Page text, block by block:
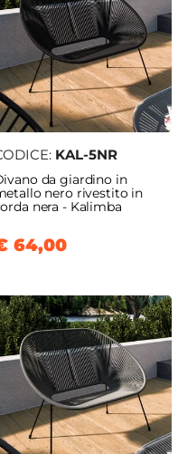
Sdraio e
Spiaggine
Poltrone e
Divani
KAL-5NR
da giardino in
nero rivestito in
nera - Kalimba
64,00